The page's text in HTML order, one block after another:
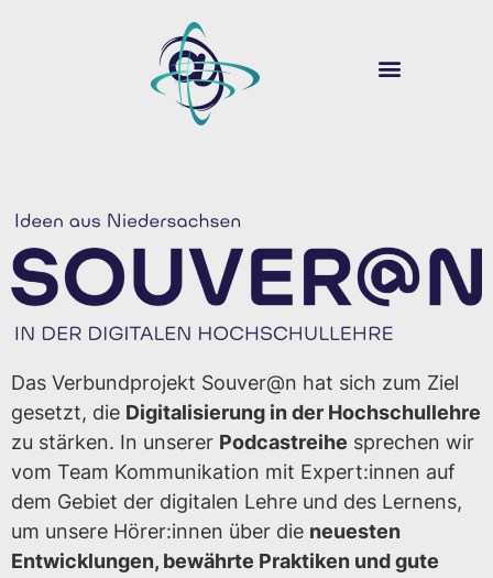
Das Verbundprojekt Souver@n hat sich zum Ziel
gesetzt, die Digitalisierung in der Hochschullehre
zu stärken. In unserer Podcastreihe sprechen wir
vom Team Kommunikation mit Expert:innen auf
dem Gebiet der digitalen Lehre und des Lernens,
um unsere Hörer:innen über die neuesten
Entwicklungen, bewährte Praktiken und gute